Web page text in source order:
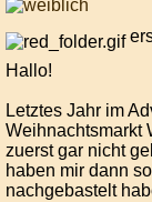
Hallo!
Letztes Jahr im
Weihnachtsmarkt
zuerst gar nicht
haben mir dann
nachgebastelt